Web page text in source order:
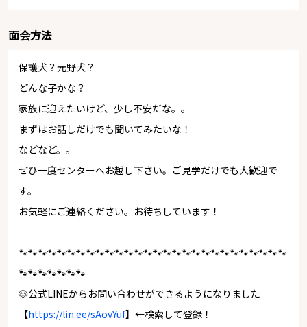
面会方法
保護犬？元野犬？
どんな子かな？
家族に迎えたいけど、少し不安だな。。
まずはお話しだけでも聞いてみたいな！
などなど。。
ぜひ一度センターへお越し下さい。ご見学だけでも大歓迎で
す。
お気軽にご連絡ください。お待ちしています！
🐾🐾🐾🐾🐾🐾🐾🐾🐾🐾🐾🐾🐾🐾🐾🐾🐾🐾🐾🐾🐾🐾🐾🐾🐾🐾🐾🐾
🐾🐾🐾🐾🐾🐾🐾
🐶公式LINEからお問い合わせができるようになりました
【https://lin.ee/sAovYuf】←検索して登録！